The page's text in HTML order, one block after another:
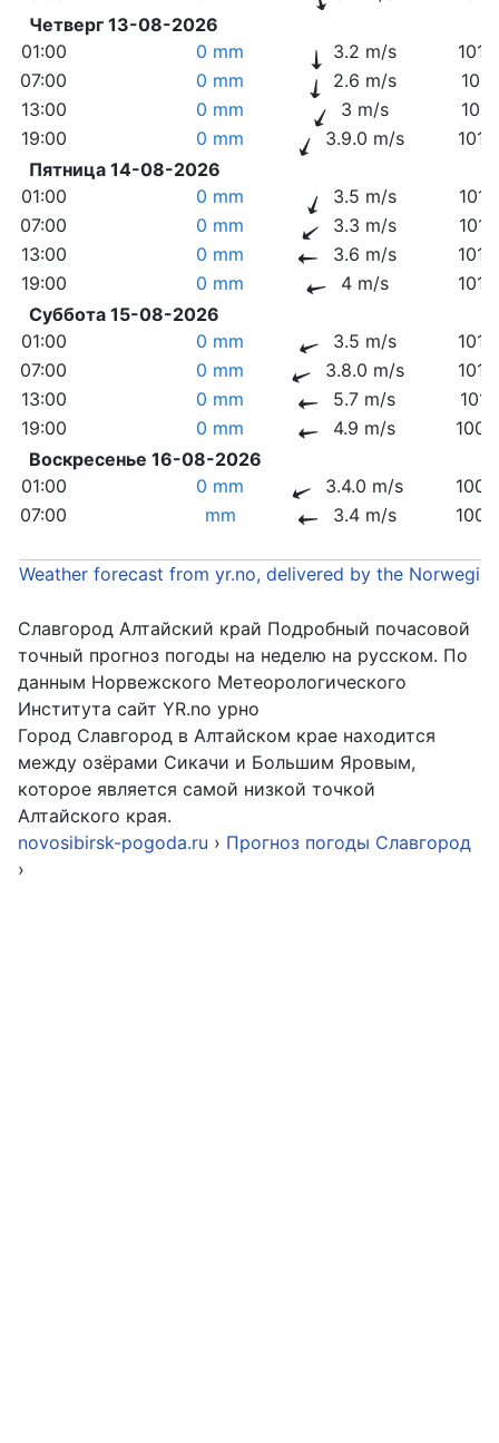
Четверг 13-08-2026
01:00
0 mm 3.2 m/s
07:00
0 mm 2.6 m/s
13:00
0 mm 3 m/s
19:00
0 mm 3.9.0 m/s
Пятница 14-08-2026
01:00
0 mm 3.5 m/s
07:00
0 mm 3.3 m/s
13:00
0 mm 3.6 m/s
19:00
0 mm 4 m/s
Суббота 15-08-2026
01:00
0 mm 3.5 m/s
07:00
0 mm 3.8.0 m/s
13:00
0 mm 5.7 m/s
19:00
0 mm 4.9 m/s
Воскресенье 16-08-2026
01:00
0 mm 3.4.0 m/s
07:00
mm 3.4 m/s
Weather forecast from yr.no, delivered by the
Славгород Алтайский край Подробный почасовой
точный прогноз погоды на неделю на русском. По
данным Норвежского Метеорологического
Института сайт YR.no урно
Город Славгород в Алтайском крае находится
между озёрами Сикачи и Большим Яровым,
которое является самой низкой точкой
Алтайского края.
novosibirsk-pogoda.ru › Прогноз погоды Славгород
›